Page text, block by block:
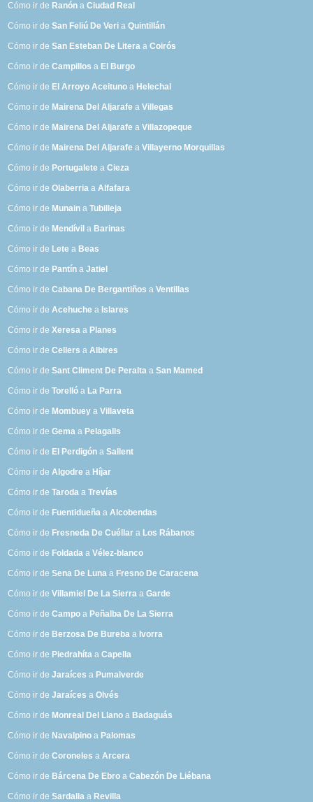
Cómo ir de Ranón aCiudad Real
Cómo ir deSan Feliú De Veri aQuintillán
Cómo ir deSan Esteban De Litera aCoirós
Cómo ir deCampillos a El Burgo
Cómo ir de El Arroyo Aceituno a Helechal
Cómo ir de Mairena Del Aljarafe aVillegas
Cómo ir de Mairena Del Aljarafe aVillazopeque
Cómo ir de Mairena Del Aljarafe aVillayerno Morquillas
Cómo ir de Portugalete aCieza
Cómo ir deOlaberria aAlfafara
Cómo ir de Munain aTubilleja
Cómo ir de Mendívil a Barinas
Cómo ir de Lete a Beas
Cómo ir de Pantín aJatiel
Cómo ir deCabana De Bergantiños aVentillas
Cómo ir deAcehuche a Islares
Cómo ir deXeresa a Planes
Cómo ir deCellers aAlbires
Cómo ir deSant Climent De Peralta aSan Mamed
Cómo ir deTorelló a La Parra
Cómo ir de Mombuey aVillaveta
Cómo ir deGema a Pelagalls
Cómo ir de El Perdigón aSallent
Cómo ir deAlgodre a Híjar
Cómo ir deTaroda aTrevías
Cómo ir de Fuentidueña aAlcobendas
Cómo ir de Fresneda De Cuéllar a Los Rábanos
Cómo ir de Foldada aVélez-blanco
Cómo ir deSena De Luna a Fresno De Caracena
Cómo ir deVillamiel De La Sierra aGarde
Cómo ir deCampo a Peñalba De La Sierra
Cómo ir de Berzosa De Bureba a Ivorra
Cómo ir de Piedrahíta aCapella
Cómo ir deJaraíces a Pumalverde
Cómo ir deJaraíces aOlvés
Cómo ir de Monreal Del Llano a Badaguás
Cómo ir de Navalpino a Palomas
Cómo ir deCoroneles aArcera
Cómo ir de Bárcena De Ebro aCabezón De Liébana
Cómo ir deSardalla a Revilla